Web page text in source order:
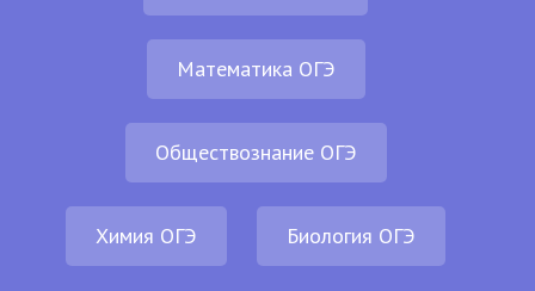
Математика ОГЭ
Обществознание ОГЭ
Химия ОГЭ Биология ОГЭ